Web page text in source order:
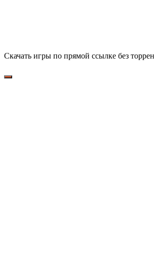
Скачать игры по прямой ссылке без